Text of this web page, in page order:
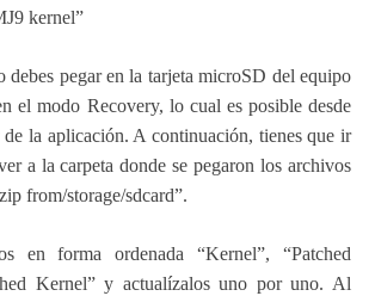
kernel”
debes pegar en la tarjeta microSD del equipo
el modo Recovery, lo cual es posible desde
la aplicación. A continuación, tienes que ir
a la carpeta donde se pegaron los archivos
from/storage/sdcard”.
en forma ordenada “Kernel”, “Patched
Kernel” y actualízalos uno por uno. Al